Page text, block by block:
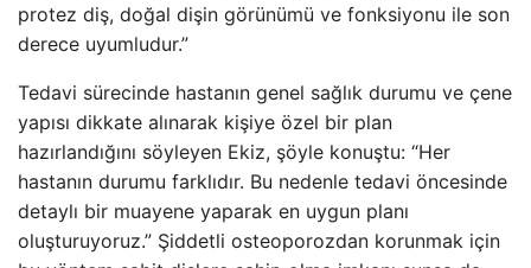
protez diş, doğal dişin görünümü ve fonksiyonu ile son
derece uyumludur.”
Tedavi sürecinde hastanın genel sağlık durumu ve çene
yapısı dikkate alınarak kişiye özel bir plan
hazırlandığını söyleyen Ekiz, şöyle konuştu: “Her
hastanın durumu farklıdır. Bu nedenle tedavi öncesinde
detaylı bir muayene yaparak en uygun planı
oluşturuyoruz.” Şiddetli osteoporozdan korunmak için